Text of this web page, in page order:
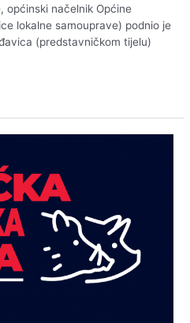
općinski načelnik Općine
lokalne samouprave) podnio je
(predstavničkom tijelu)